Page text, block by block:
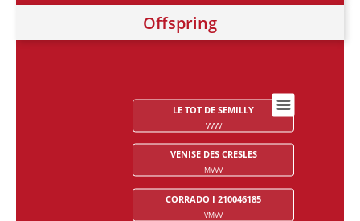
Offspring
Chart with 28 data points.
LE TOT DE SEMILLY
VVVV
VENISE DES CRESLES
MVVV
CORRADO I 210046185
VMVV